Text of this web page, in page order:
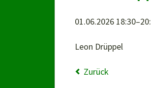
01.06.2026
Leon Drüppel
Zurück